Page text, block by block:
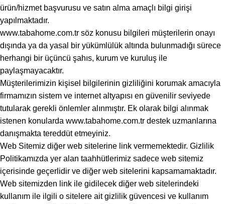
ürün/hizmet başvurusu ve satın alma amaçlı bilgi girişi
yapılmaktadır.
www.tabahome.com.tr söz konusu bilgileri müşterilerin onayı
dışında ya da yasal bir yükümlülük altında bulunmadığı sürece
herhangi bir üçüncü şahıs, kurum ve kuruluş ile
paylaşmayacaktır.
Müşterilerimizin kişisel bilgilerinin gizliliğini korumak amacıyla
firmamızın sistem ve internet altyapısı en güvenilir seviyede
tutularak gerekli önlemler alınmıştır. Ek olarak bilgi alınmak
istenen konularda www.tabahome.com.tr destek uzmanlarına
danışmakta tereddüt etmeyiniz.
Web Sitemiz diğer web sitelerine link vermemektedir. Gizlilik
Politikamızda yer alan taahhütlerimiz sadece web sitemiz
içerisinde geçerlidir ve diğer web sitelerini kapsamamaktadır.
Web sitemizden link ile gidilecek diğer web sitelerindeki
kullanım ile ilgili o sitelere ait gizlilik güvencesi ve kullanım